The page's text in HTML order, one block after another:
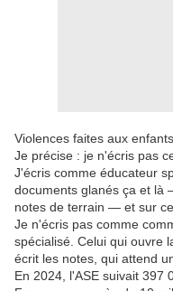
Violences faites aux
Je précise : je n'écris pas
J'écris comme éducateur
documents glanés ça et là
notes de terrain — et sur
Je n'écris pas comme
spécialisé. Celui qui ouvre
écrit les notes, qui attend
En 2024, l'ASE suivait 397